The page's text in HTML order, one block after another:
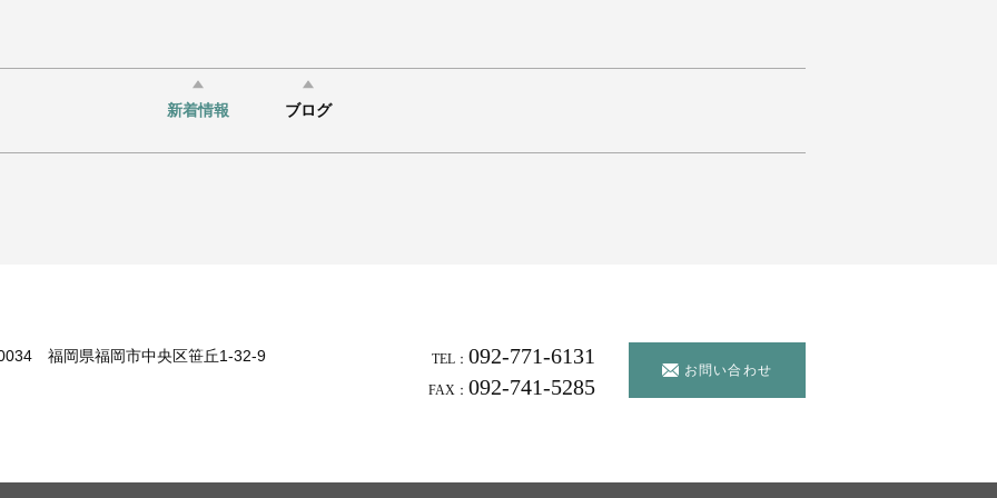
新着情報 ブログ
福岡県福岡市中央区笹丘1-32-9 TEL： 092-771-6131
FAX： 092-741-5285
お問い合わせ